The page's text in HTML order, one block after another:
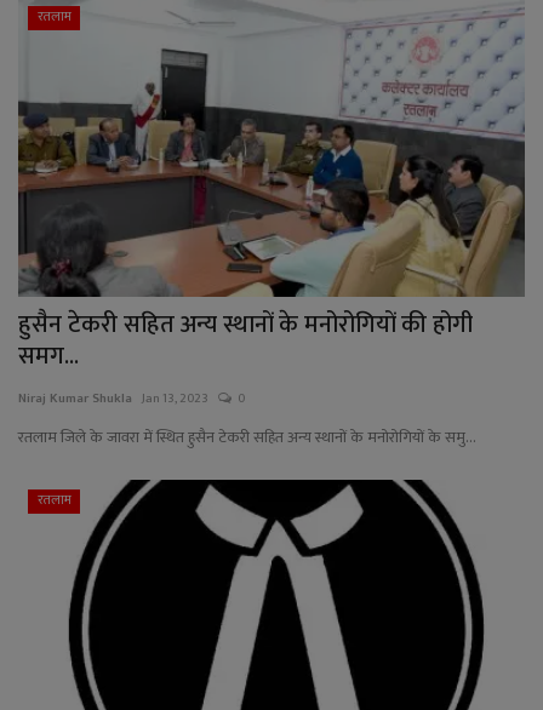
रतलाम
हुसैन टेकरी सहित अन्य स्थानों के मनोरोगियों की होगी
समग...
Niraj Kumar Shukla Jan 13, 2023 0
रतलाम जिले के जावरा में स्थित हुसैन टेकरी सहित अन्य स्थानों के मनोरोगियों के समु...
रतलाम